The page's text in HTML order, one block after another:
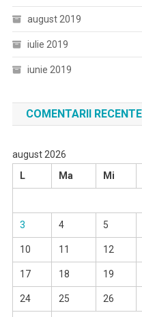
august 2019
iulie 2019
iunie 2019
COMENTARII RECENTE
august 2026
L
Ma Mi
3 4 5
10 11 12
17 18 19
24 25 26